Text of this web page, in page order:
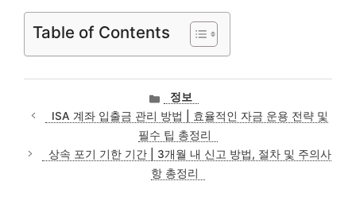
Table of Contents
카
테
고
리
정보
ISA 계좌 입출금 관리 방법 | 효율적인 자금 운용 전략 및
필수 팁 총정리
상속 포기 기한 기간 | 3개월 내 신고 방법, 절차 및 주의사
항 총정리